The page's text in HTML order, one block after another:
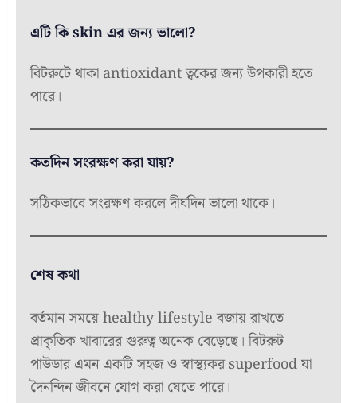
এটি কি skin এর জন্য ভালো?
বিটরুটে থাকা antioxidant ত্বকের জন্য উপকারী হতে
পারে।
কতদিন সংরক্ষণ করা যায়?
সঠিকভাবে সংরক্ষণ করলে দীর্ঘদিন ভালো থাকে।
শেষ কথা
বর্তমান সময়ে healthy lifestyle বজায় রাখতে
প্রাকৃতিক খাবারের গুরুত্ব অনেক বেড়েছে। বিটরুট
পাউডার এমন একটি সহজ ও স্বাস্থ্যকর superfood যা
দৈনন্দিন জীবনে যোগ করা যেতে পারে।